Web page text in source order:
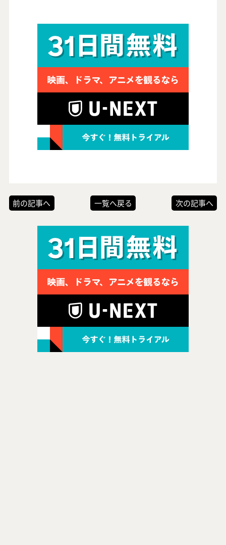
前の記事へ 一覧へ戻る 次の記事へ